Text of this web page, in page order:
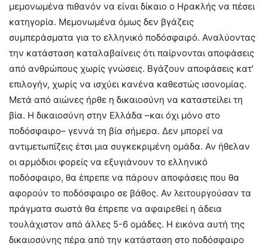
μεμονωμένα πιθανόν να είναι δίκαιο ο Ηρακλής να πέσει
κατηγορία. Μεμονωμένα όμως δεν βγάζεις
συμπεράσματα για το ελληνικό ποδόσφαιρό. Αναλύοντας
την κατάσταση καταλαβαίνεις ότι παίρνονται αποφάσεις
από ανθρώπους χωρίς γνώσεις. Βγάζουν αποφάσεις κατ’
επιλογήν, χωρίς να ισχύει κανένα καθεστώς ισονομίας.
Μετά από αιώνες ήρθε η δικαιοσύνη να καταστείλει τη
βία. Η δικαιοσύνη στην Ελλάδα –και όχι μόνο στο
ποδόσφαιρο– γεννά τη βία σήμερα. Δεν μπορεί να
αντιμετωπίζεις έτσι μια συγκεκριμένη ομάδα. Αν ήθελαν
οι αρμόδιοι φορείς να εξυγιάνουν το ελληνικό
ποδόσφαιρο, θα έπρεπε να πάρουν αποφάσεις που θα
αφορούν το ποδόσφαιρο σε βάθος. Αν λειτουργούσαν τα
πράγματα σωστά θα έπρεπε να αφαιρεθεί η άδεια
τουλάχιστον από άλλες 5-6 ομάδες. Η εικόνα αυτή της
δικαιοσύνης πέρα από την κατάσταση στο ποδόσφαιρο